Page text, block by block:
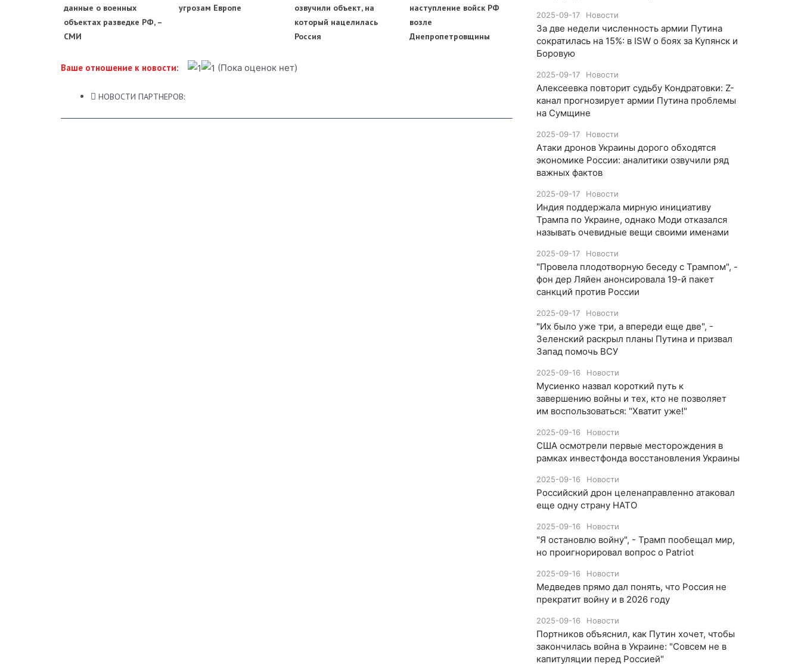
данные о военных
объектах разведке РФ, –
СМИ
угрозам Европе
озвучили объект, на
который нацелилась
Россия
наступление войск РФ
возле
Днепропетровщины
Ваше отношение к новости: (Пока оценок нет)
НОВОСТИ ПАРТНЕРОВ:
2025-09-17 Новости
​За две недели численность армии Путина
сократилась на 15%: в ISW о боях за Купянск и
Боровую
2025-09-17 Новости
​Алексеевка повторит судьбу Кондратовки: Z-
канал прогнозирует армии Путина проблемы
на Сумщине
2025-09-17 Новости
​Атаки дронов Украины дорого обходятся
экономике России: аналитики озвучили ряд
важных фактов
2025-09-17 Новости
​Индия поддержала мирную инициативу
Трампа по Украине, однако Моди отказался
называть очевидные вещи своими именами
2025-09-17 Новости
​"Провела плодотворную беседу с Трампом", -
фон дер Ляйен анонсировала 19-й пакет
санкций против России
2025-09-17 Новости
​"Их было уже три, а впереди еще две", -
Зеленский раскрыл планы Путина и призвал
Запад помочь ВСУ
2025-09-16 Новости
Мусиенко назвал короткий путь к
завершению войны и тех, кто не позволяет
им воспользоваться: "Хватит уже!"
2025-09-16 Новости
США осмотрели первые месторождения в
рамках инвестфонда восстановления Украины
2025-09-16 Новости
Российский дрон целенаправленно атаковал
еще одну страну НАТО
2025-09-16 Новости
​"Я остановлю войну", - Трамп пообещал мир,
но проигнорировал вопрос о Patriot
2025-09-16 Новости
Медведев прямо дал понять, что Россия не
прекратит войну и в 2026 году
2025-09-16 Новости
Портников объяснил, как Путин хочет, чтобы
закончилась война в Украине: "Совсем не в
капитуляции перед Россией"